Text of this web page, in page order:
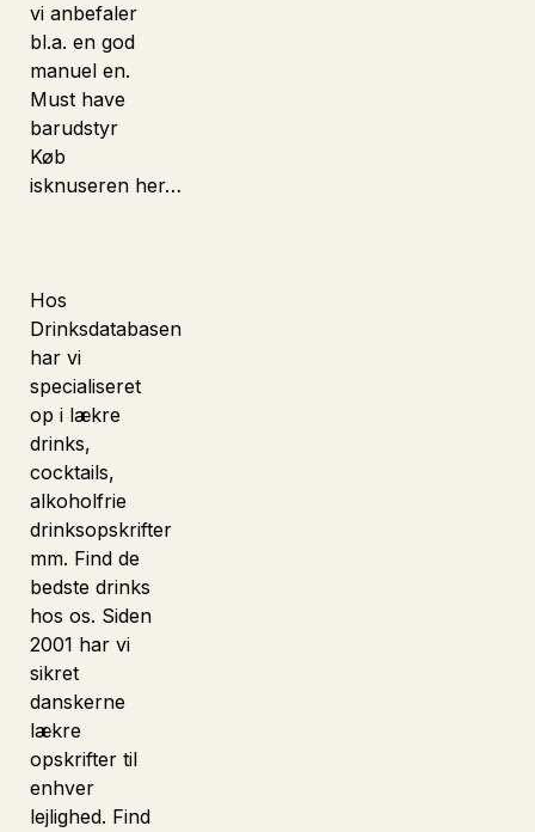
vi anbefaler
bl.a. en god
manuel en.
Must have
barudstyr
Køb
isknuseren her…
Hos
Drinksdatabasen
har vi
specialiseret
op i lækre
drinks,
cocktails,
alkoholfrie
drinksopskrifter
mm. Find de
bedste drinks
hos os. Siden
2001 har vi
sikret
danskerne
lækre
opskrifter til
enhver
lejlighed. Find